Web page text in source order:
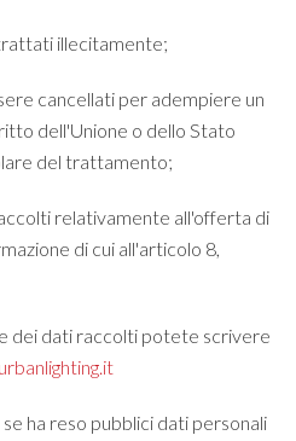
illecitamente;
cancellati per adempiere un
dell'Unione o dello Stato
del trattamento;
relativamente all'offerta di
di cui all'articolo 8,
dei dati raccolti potete scrivere
ha reso pubblici dati personali